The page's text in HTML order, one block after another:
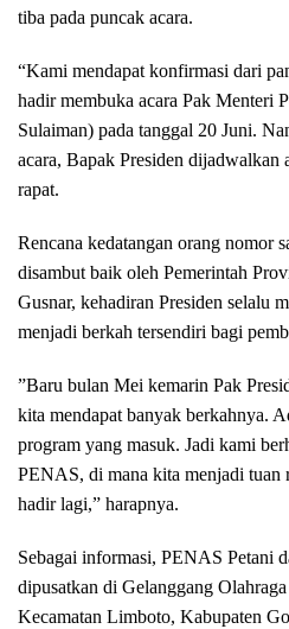
tiba pada puncak acara.
“Kami mendapat konfirmasi dari
hadir membuka acara Pak Menteri
Sulaiman) pada tanggal 20 Juni.
acara, Bapak Presiden dijadwalkan
rapat.
​Rencana kedatangan orang nomor
disambut baik oleh Pemerintah
Gusnar, kehadiran Presiden selalu
menjadi berkah tersendiri bagi
​”Baru bulan Mei kemarin Pak
kita mendapat banyak berkahnya.
program yang masuk. Jadi kami
PENAS, di mana kita menjadi tuan
hadir lagi,” harapnya.
​Sebagai informasi, PENAS Petani
dipusatkan di Gelanggang
Kecamatan Limboto, Kabupaten